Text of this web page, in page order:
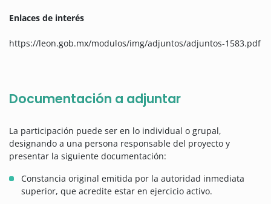
Enlaces de interés
https://leon.gob.mx/modulos/img/adjuntos/adjuntos-1583.pdf
Documentación a adjuntar
La participación puede ser en lo individual o grupal,
designando a una persona responsable del proyecto y
presentar la siguiente documentación:
Constancia original emitida por la autoridad inmediata
superior, que acredite estar en ejercicio activo.